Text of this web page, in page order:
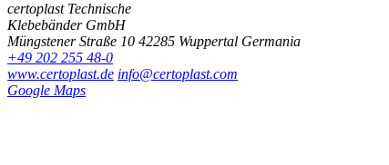
certoplast Technische
Klebebänder GmbH
Müngstener Straße 10 42285 Wuppertal Germania
+49 202 255 48-0
www.certoplast.de info@certoplast.com
Google Maps